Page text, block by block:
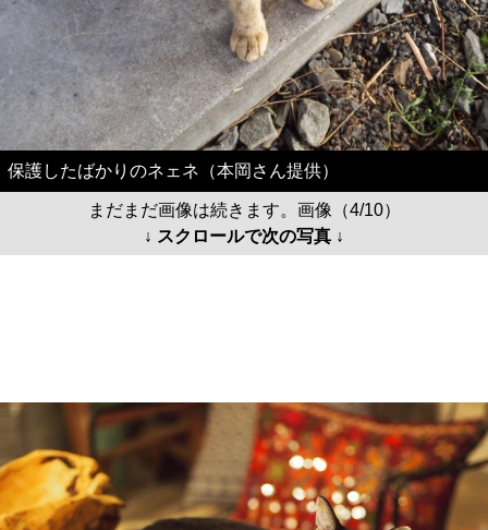
保護したばかりのネェネ（本岡さん提供）
まだまだ画像は続きます。画像（4/10）
↓ スクロールで次の写真 ↓